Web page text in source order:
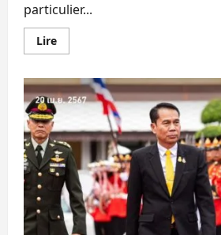
particulier...
LireEn
savoir
Sondage,
la
popularité
de
Move
Forward
illustre
un
fossé
générationnel
grandissant
en
Thaïlande.
Pheu